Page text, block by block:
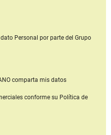
Personal por parte del Grupo
comparta mis datos
conforme su Política de